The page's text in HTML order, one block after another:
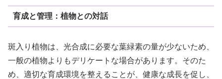
育成と管理：植物との対話
斑入り植物は、光合成に必要な葉緑素の量が少ないため、
一般の植物よりもデリケートな場合があります。そのた
め、適切な育成環境を整えることが、健康な成長を促し、